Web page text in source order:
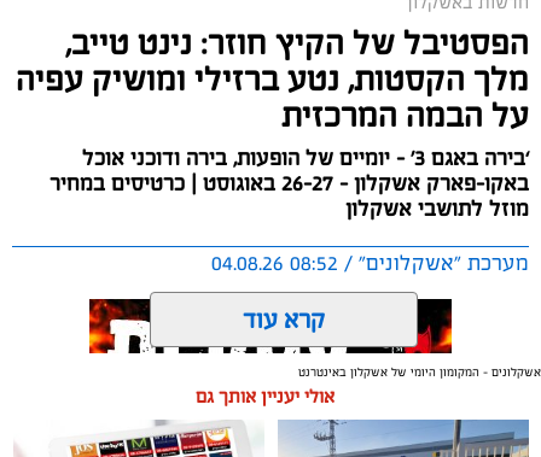
סדון, כי לאחר שלוש שנים שבהן דמי העגינה לא עודכנו,
למרות מספר עדכונים שהתקיימו במרינות אחרות, עלייה
בעלויות התפעול ומתוך התחשבות בעוגנים בתקופת
המלחמה ואי הוודאות, בוצעו עדכונים מינוריים בתעריפי
העגינה. עוד הודגש כי גם לאחר העדכון תמשיך מרינת
אשקלון להיות המרינה בעלת דמי העגינה ההוגנים בישראל,
כשההכנסות ישמשו להשקעה חוזרת במרינה, בשיפור
התשתיות ובהרחבת השירותים לרווחת בעלי כלי השייט.
הפסטיבל של הקיץ חוזר: נינט טייב,
מלך הקסטות, נטע ברזילי ומושיק עפיה
על הבמה המרכזית
‘בירה באגם 3’ - יומיים של הופעות, בירה ודוכני אוכל
באקו-פארק אשקלון - 26-27 באוגוסט | כרטיסים במחיר
מוזל לתושבי אשקלון
מערכת "אשקלונים" / 08:52 04.08.26
תגים:אשקלון, אקו פארק פסטיבל באגם
קרא עוד
אשקלונים - המקומון היומי של אשקלון באינטרנט
אולי יעניין אותך גם